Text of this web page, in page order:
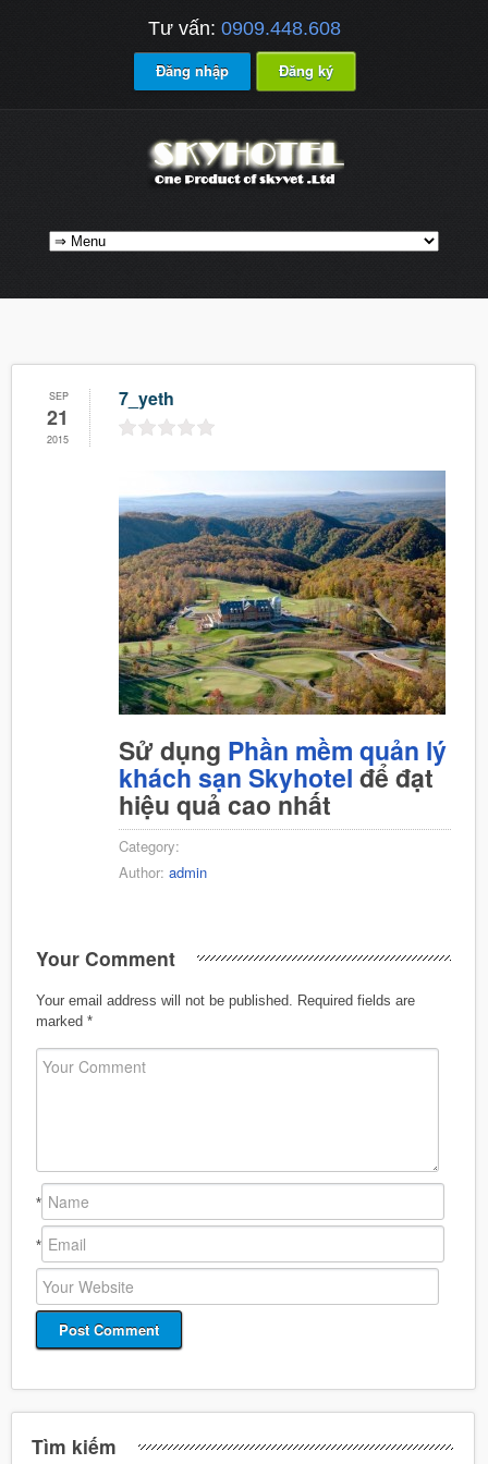
Tư vấn: 0909.448.608
Đăng nhập Đăng ký
SEP
21
2015
7_yeth
Sử dụng Phần mềm quản lý
khách sạn Skyhotel để đạt
hiệu quả cao nhất
Category:
Author: admin
Your Comment
Your email address will not be published.
Required fields are
marked *
*
*
Tìm kiếm